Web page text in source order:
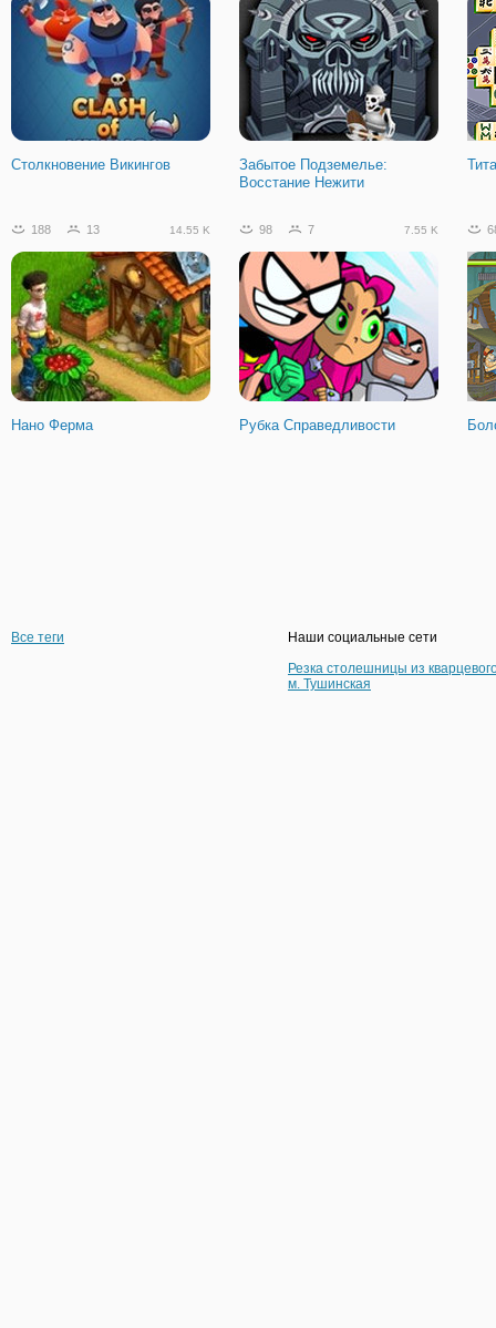
Столкновение Викингов
Забытое Подземелье:
Восстание Нежити
188 13 14.55 K
Нано Ферма
98 7 7.55 K
Рубка Справедливости
Все теги
Наши социальные сети
Резка столешницы из
м. Тушинская